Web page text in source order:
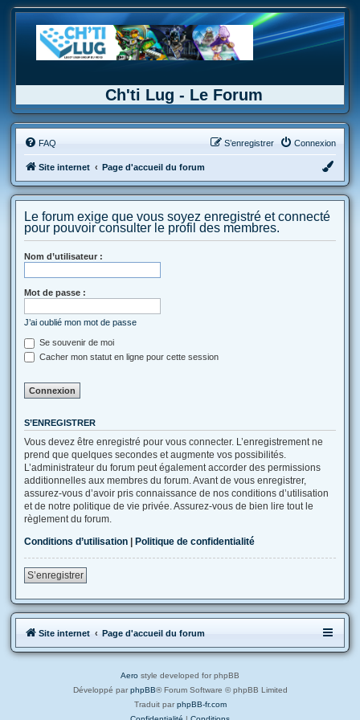
Ch'ti Lug - Le Forum
FAQ Connexion
S’enregistrer
Site internet Page d'accueil du forum
Le forum exige que vous soyez enregistré et connecté
pour pouvoir consulter le profil des membres.
Nom d’utilisateur :
Mot de passe :
J’ai oublié mon mot de passe
Se souvenir de moi
Cacher mon statut en ligne pour cette session
S’ENREGISTRER
Vous devez être enregistré pour vous connecter. L’enregistrement ne
prend que quelques secondes et augmente vos possibilités.
L’administrateur du forum peut également accorder des permissions
additionnelles aux membres du forum. Avant de vous enregistrer,
assurez-vous d’avoir pris connaissance de nos conditions d’utilisation
et de notre politique de vie privée. Assurez-vous de bien lire tout le
règlement du forum.
Conditions d’utilisation | Politique de confidentialité
S’enregistrer
Site internet Page d'accueil du forum
Aero style developed for phpBB
Développé par phpBB® Forum Software © phpBB Limited
Traduit par phpBB-fr.com